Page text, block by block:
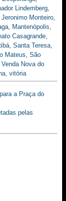
Lindemberg,
Jeronimo Monteiro,
, Mantenópolis,
Casagrande,
, Santa Teresa,
Mateus, São
Venda Nova do
, vitória
a Praça do
pelas